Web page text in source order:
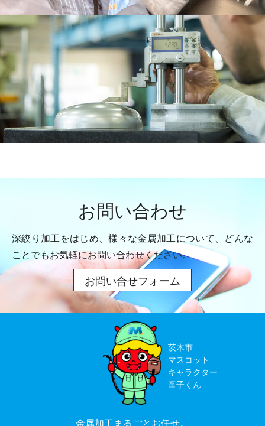
お問い合わせ
深絞り加工をはじめ、様々な金属加工について、 どんな
ことでもお気軽にお問い合わせください。
お問い合せフォーム
茨木市
マスコット
キャラクター
童子くん
金属加工まるごとお任せ。